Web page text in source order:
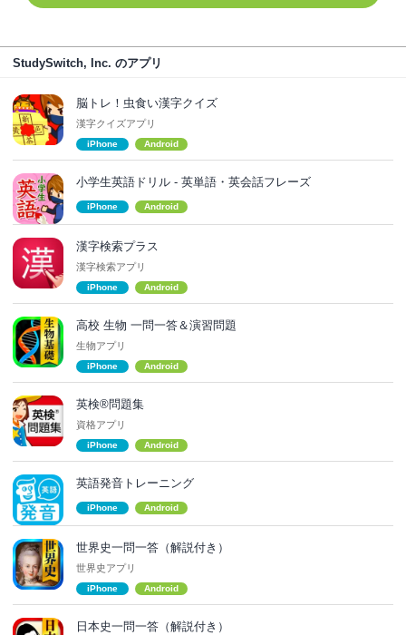
StudySwitch, Inc. のアプリ
脳トレ！虫食い漢字クイズ
漢字クイズアプリ
iPhone Android
小学生英語ドリル - 英単語・英会話フレーズ
iPhone Android
漢字検索プラス
漢字検索アプリ
iPhone Android
高校 生物 一問一答＆演習問題
生物アプリ
iPhone Android
英検®問題集
資格アプリ
iPhone Android
英語発音トレーニング
iPhone Android
世界史一問一答（解説付き）
世界史アプリ
iPhone Android
日本史一問一答（解説付き）